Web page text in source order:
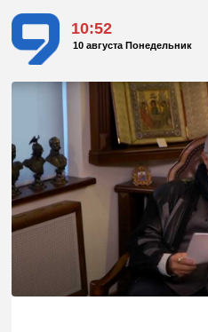
10:53
10 августа Понедельник